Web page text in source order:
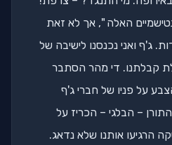
האלה ", אך לא זאת
ג'ף ואני נכנסנו לישיבה של
קבלתנו. די מהר הסתבר
על פניו של חברי ג'ף
– הבלגי – הכריז על
הרגיעו אותנו שלא נדאג.